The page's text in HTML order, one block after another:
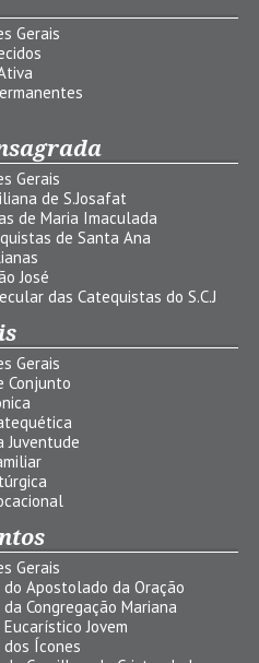
Gerais
Gerais
de S.Josafat
de Maria Imaculada
de Santa Ana
José
das Catequistas do S.C.J
Gerais
Conjunto
Juventude
Gerais
Apostolado da Oração
Congregação Mariana
Jovem
Ícones